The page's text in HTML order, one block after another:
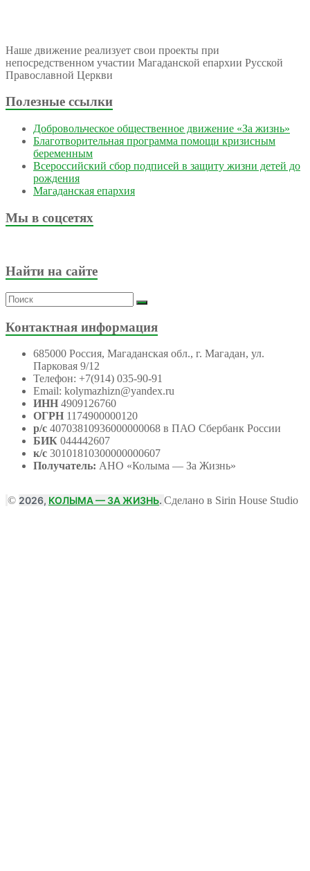
Наше движение реализует свои проекты при
непосредственном участии Магаданской епархии Русской
Православной Церкви
Полезные ссылки
Добровольческое общественное движение «За жизнь»
Благотворительная программа помощи кризисным
беременным
Всероссийский сбор подписей в защиту жизни детей до
рождения
Магаданская епархия
Мы в соцсетях
Найти на сайте
Контактная информация
685000 Россия, Магаданская обл., г. Магадан, ул.
Парковая 9/12
Телефон: +7(914) 035-90-91
Email: kolymazhizn@yandex.ru
ИНН 4909126760
ОГРН 1174900000120
р/с 40703810936000000068 в ПАО Сбербанк России
БИК 044442607
к/с 30101810300000000607
Получатель: АНО «Колыма — За Жизнь»
© 2026, КОЛЫМА — ЗА ЖИЗНЬ. Сделано в Sirin House Studio